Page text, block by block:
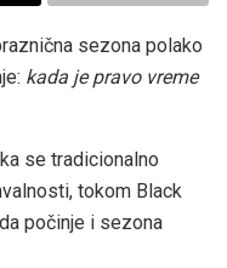
sezona polako
kada je pravo vreme
se tradicionalno
tokom Black
počinje i sezona